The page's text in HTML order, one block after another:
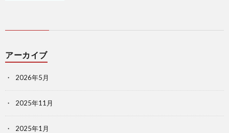
アーカイブ
2026年5月
2025年11月
2025年1月